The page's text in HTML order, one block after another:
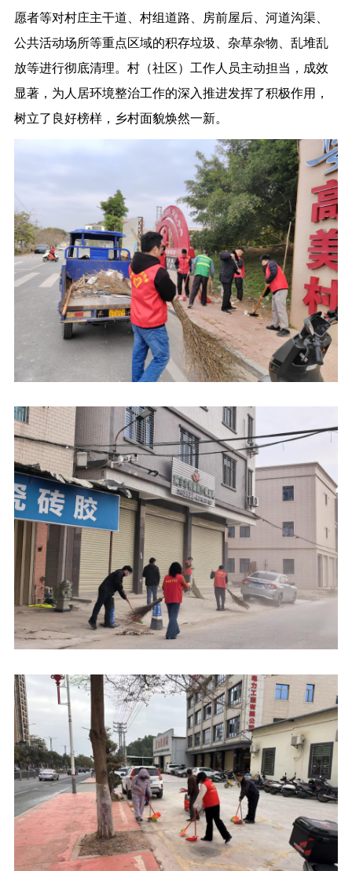
愿者等对村庄主干道、村组道路、房前屋后、河道沟渠、
公共活动场所等重点区域的积存垃圾、杂草杂物、乱堆乱
放等进行彻底清理。村（社区）工作人员主动担当，成效
显著，为人居环境整治工作的深入推进发挥了积极作用，
树立了良好榜样，乡村面貌焕然一新。